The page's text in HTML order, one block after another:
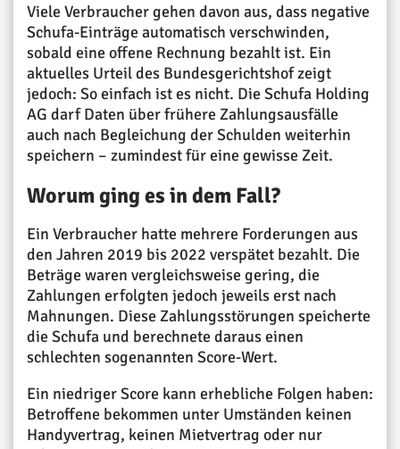
Viele Verbraucher gehen davon aus, dass negative
Schufa-Einträge automatisch verschwinden,
sobald eine offene Rechnung bezahlt ist. Ein
aktuelles Urteil des Bundesgerichtshof zeigt
jedoch: So einfach ist es nicht. Die Schufa Holding
AG darf Daten über frühere Zahlungsausfälle
auch nach Begleichung der Schulden weiterhin
speichern – zumindest für eine gewisse Zeit.
Worum ging es in dem Fall?
Ein Verbraucher hatte mehrere Forderungen aus
den Jahren 2019 bis 2022 verspätet bezahlt. Die
Beträge waren vergleichsweise gering, die
Zahlungen erfolgten jedoch jeweils erst nach
Mahnungen. Diese Zahlungsstörungen speicherte
die Schufa und berechnete daraus einen
schlechten sogenannten Score-Wert.
Ein niedriger Score kann erhebliche Folgen haben:
Betroffene bekommen unter Umständen keinen
Handyvertrag, keinen Mietvertrag oder nur